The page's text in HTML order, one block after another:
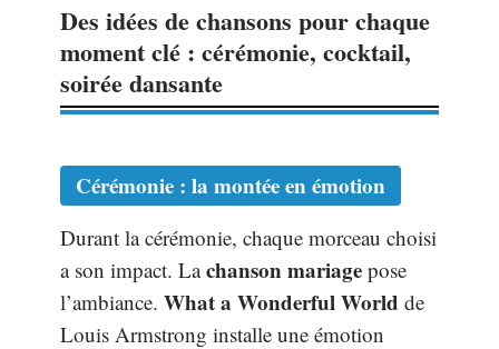
Des idées de chansons pour chaque
moment clé : cérémonie, cocktail,
soirée dansante
Cérémonie : la montée en émotion
Durant la cérémonie, chaque morceau choisi
a son impact. Lachanson mariage pose
l’ambiance. What a Wonderful World de
Louis Armstrong installe une émotion